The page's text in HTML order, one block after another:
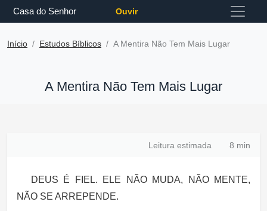
Casa do Senhor Ouvir
Início Estudos Bíblicos A Mentira Não Tem Mais Lugar
A Mentira Não Tem Mais Lugar
Leitura estimada 8 min
DEUS É FIEL. ELE NÃO MUDA, NÃO MENTE,
NÃO SE ARREPENDE.